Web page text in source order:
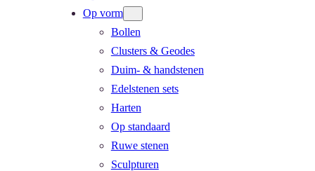
Op vorm
Bollen
Clusters & Geodes
Duim- & handstenen
Edelstenen sets
Harten
Op standaard
Ruwe stenen
Sculpturen